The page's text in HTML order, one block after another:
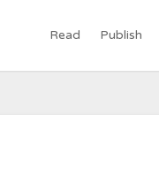
Read Publish